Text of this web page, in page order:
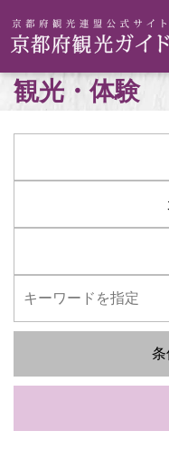
観光・体験
条